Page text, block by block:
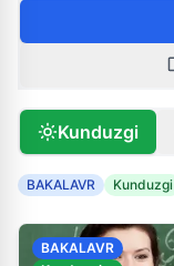
Kunduzgi
BAKALAVR Kunduzgi
BAKALAVR